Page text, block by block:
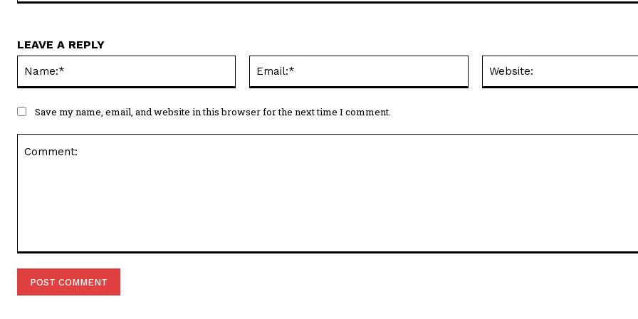
LEAVE A REPLY
Save my name, email, and website in this browser for the next time I comment.